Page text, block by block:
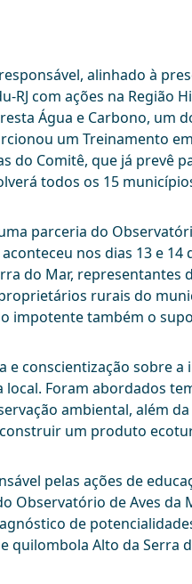
alinhado à
RJ com ações na Região
Água e Carbono, um
um Treinamento
do Comitê, que já prevê
todos os 15
parceria do
nos dias 13 e
do Mar,
rurais do
impotente também o
e conscientização sobre
Foram abordados
ambiental, além
um produto
pelas ações de
Observatório de Aves
de
quilombola Alto da Serra